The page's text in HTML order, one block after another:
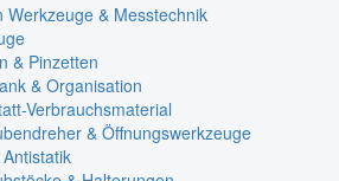
Werkzeuge & Messtechnik
& Pinzetten
& Organisation
Verbrauchsmaterial
& Öffnungswerkzeuge
Antistatik